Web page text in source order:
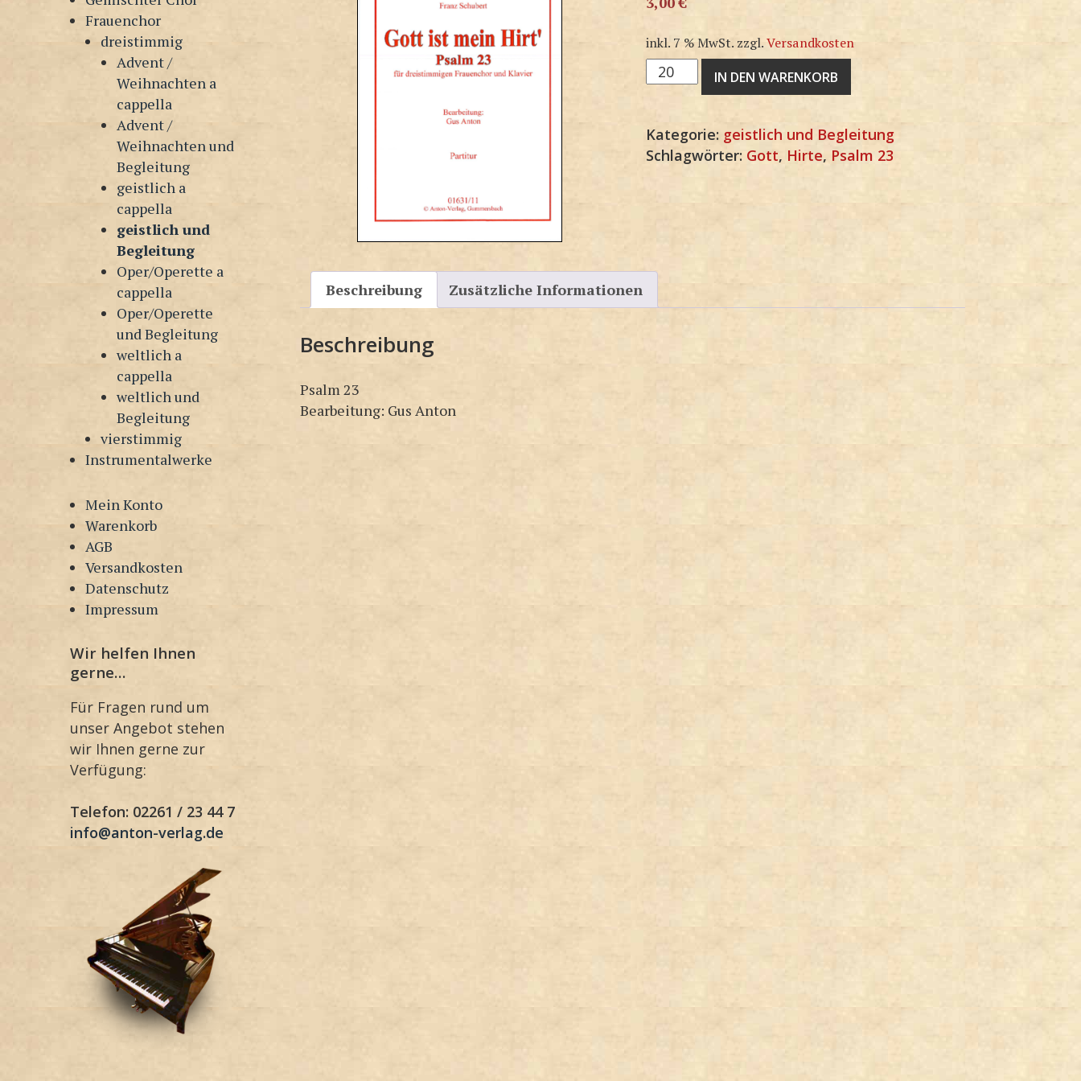
Frauenchor
dreistimmig
Advent /
Weihnachten a
cappella
Advent /
Weihnachten und
Begleitung
geistlich a
cappella
geistlich und
Begleitung
Oper/Operette a
cappella
Oper/Operette
und Begleitung
weltlich a
cappella
weltlich und
Begleitung
vierstimmig
Instrumentalwerke
Mein Konto
Warenkorb
AGB
Versandkosten
Datenschutz
Impressum
Wir helfen Ihnen
gerne…
Für Fragen rund um
unser Angebot stehen
wir Ihnen gerne zur
Verfügung:
Telefon: 02261 / 23 44 7
info@anton-verlag.de
inkl. 7 % MwSt. zzgl.Versandkosten
3F1631SP
Menge
IN DEN WARENKORB
Kategorie: geistlich und Begleitung
Schlagwörter: Gott, Hirte, Psalm 23
Beschreibung Zusätzliche Informationen
Beschreibung
Psalm 23
Bearbeitung: Gus Anton